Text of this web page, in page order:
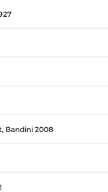
Bandini 2008